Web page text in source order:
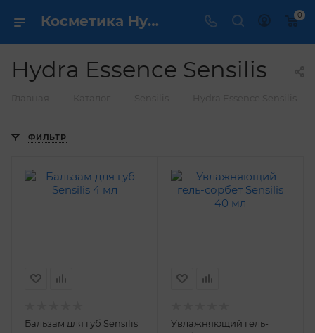
Косметика Hydra Essence Sensilis - купить в интернет магазине ✔️ по выгодной цене 0
Hydra Essence Sensilis
ФИЛЬТР
Бальзам для губ Sensilis
Увлажняющий гель-